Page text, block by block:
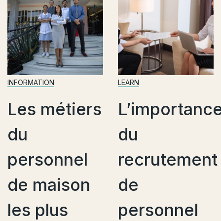
métiers
maison
plus
LEARN
L’importance
du
recrutement
de
personnel